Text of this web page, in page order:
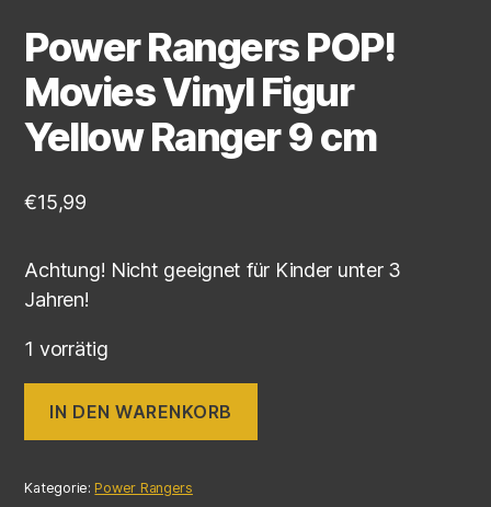
Power Rangers POP!
Movies Vinyl Figur
Yellow Ranger 9 cm
€15,99
Achtung! Nicht geeignet für Kinder unter 3
Jahren!
1 vorrätig
IN DEN WARENKORB
Kategorie: Power Rangers